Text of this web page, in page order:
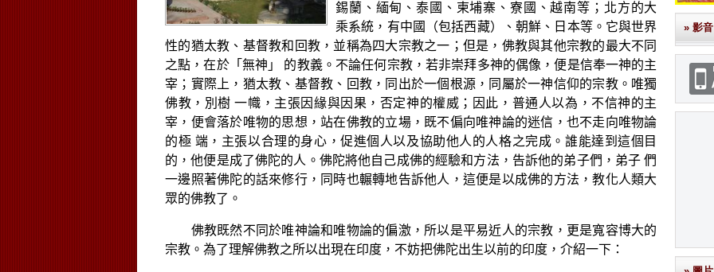
錫蘭、緬甸、泰國、柬埔寨、寮國、越南等；北方的大
乘系統，有中國（包括西藏）、朝鮮、日本等。它與世界
性的猶太教、基督教和回教，並稱為四大宗教之一；但是，佛教與其他宗教的最大不同
之點，在於「無神」
的教義。不論任何宗教，若非崇拜多神的偶像，便是信奉一神的主
宰；實際上，猶太教、基督教、回教，同出於一個根源，同屬於一神信仰的宗教。唯獨
佛教，別樹 一幟，主張因緣與因果，否定神的權威；因此，普通人以為，不信神的主
宰，便會落於唯物的思想，站在佛教的立場，既不偏向唯神論的迷信，也不走向唯物論
的極 端，主張以合理的身心，促進個人以及協助他人的人格之完成。誰能達到這個目
的，他便是成了佛陀的人。佛陀將他自己成佛的經驗和方法，告訴他的弟子們，弟子 們
一邊照著佛陀的話來修行，同時也輾轉地告訴他人，這便是以成佛的方法，教化人類大
眾的佛教了。
佛教既然不同於唯神論和唯物論的偏激，所以是平易近人的宗教，更是寬容博大的
宗教。為了理解佛教之所以出現在印度，不妨把佛陀出生以前的印度，介紹一下：
» 影音